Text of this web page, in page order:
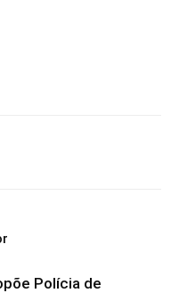
Polícia de